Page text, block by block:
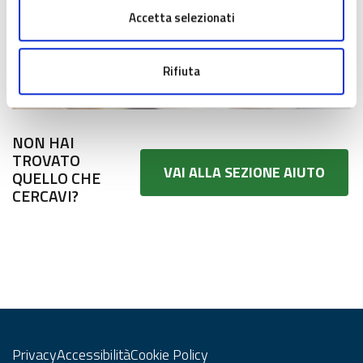
Accetta selezionati
Rifiuta
NON HAI
TROVATO
QUELLO CHE
CERCAVI?
VAI ALLA SEZIONE AIUTO
PrivacyAccessibilitàCookie Policy